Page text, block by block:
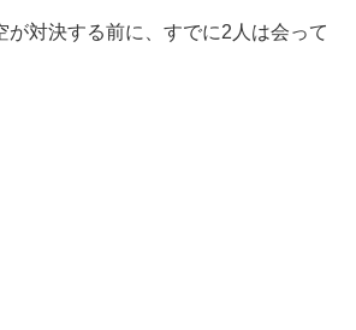
が対決する前に、すでに2人は会って